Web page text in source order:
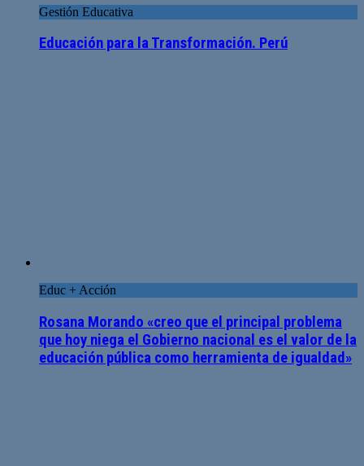
Gestión Educativa
Educación para la Transformación. Perú
Educ + Acción
Rosana Morando «creo que el principal problema
que hoy niega el Gobierno nacional es el valor de la
educación pública como herramienta de igualdad»